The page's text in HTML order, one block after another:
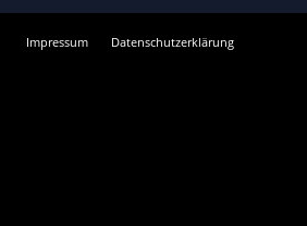
Impressum Datenschutzerklärung